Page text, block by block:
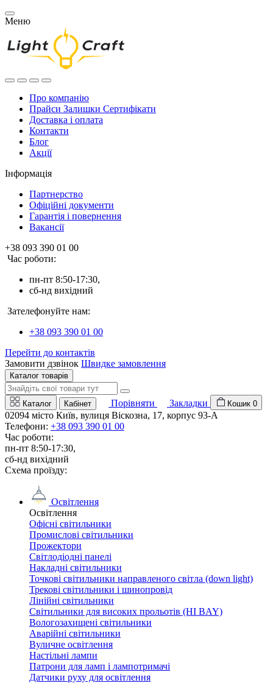
Меню
Про компанію
Прайси Залишки Сертифікати
Доставка і оплата
Контакти
Блог
Акції
Інформація
Партнерство
Офіційні документи
Гарантія і повернення
Вакансії
+38 093 390 01 00
Час роботи:
пн-пт 8:50-17:30,
сб-нд вихідний
Зателефонуйте нам:
+38 093 390 01 00
Перейти до контактів
Замовити дзвінок Швидке замовлення
Каталог товарів
Каталог Кабінет Порівняти Закладки Кошик 0
02094 місто Київ, вулиця Віскозна, 17, корпус 93-А
Телефони: +38 093 390 01 00
Час роботи:
пн-пт 8:50-17:30,
сб-нд вихідний
Схема проїзду:
Освітлення
Освітлення
Офісні світильники
Промислові світильники
Прожектори
Світлодіодні панелі
Накладні світильники
Точкові світильники направленого світла (down light)
Трекові світильники і шинопровід
Лінійні світильники
Світильники для високих прольотів (HI BAY)
Вологозахищені світильники
Аварійні світильники
Вуличне освітлення
Настільні лампи
Патрони для ламп і лампотримачі
Датчики руху для освітлення